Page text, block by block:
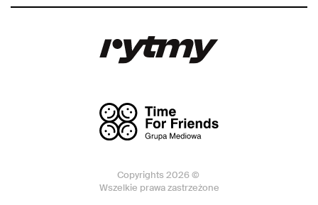
Copyrights 2026 ©
Wszelkie prawa zastrzeżone